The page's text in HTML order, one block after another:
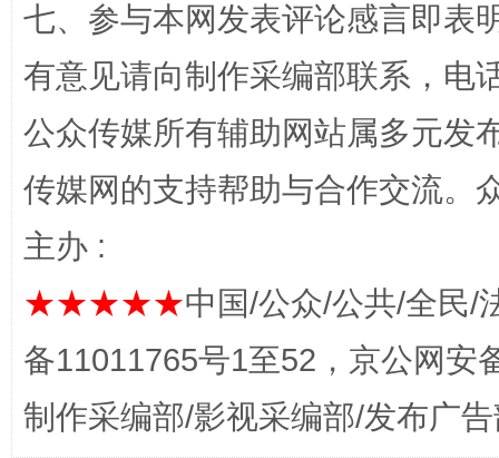
七、参与本网发表评论感言即表
有意见请向制作采编部联系，电
公众传媒所有辅助网站属多元发
传媒网的支持帮助与合作交流。
主办 :
★★★★★中国/公众/公共/全民/
备11011765号1至52，京公网安
制作采编部/影视采编部/发布广